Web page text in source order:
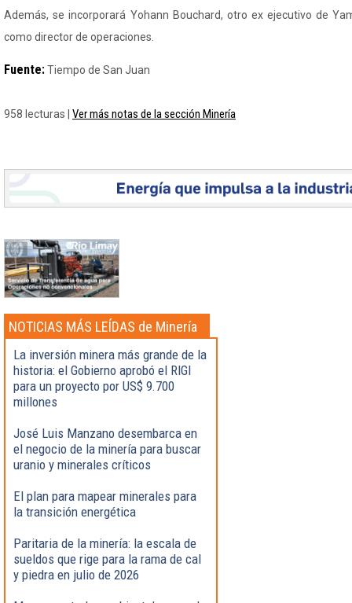
Además, se incorporará Yohann Bouchard, otro ex ejecutivo de
como director de operaciones.
Fuente:Tiempo de San Juan
958 lecturas | Ver más notas de la sección Minería
NOTICIAS MÁS LEÍDAS de Minería
La inversión minera más grande de la
historia: el Gobierno aprobó el RIGI
para un proyecto por US$ 9.700
millones
José Luis Manzano desembarca en
el negocio de la minería para buscar
uranio y minerales críticos
El plan para mapear minerales para
la transición energética
Paritaria de la minería: la escala de
sueldos que rige para la rama de cal
y piedra en julio de 2026